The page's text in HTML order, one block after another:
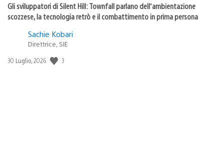
Gli sviluppatori di Silent Hill: Townfall parlano dell’ambientazione
scozzese, la tecnologia retrò e il combattimento in prima persona
Sachie Kobari
Direttrice, SIE
Data
30 Luglio, 2026 3